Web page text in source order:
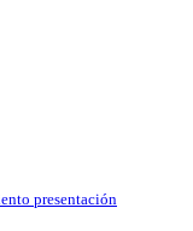
presentación